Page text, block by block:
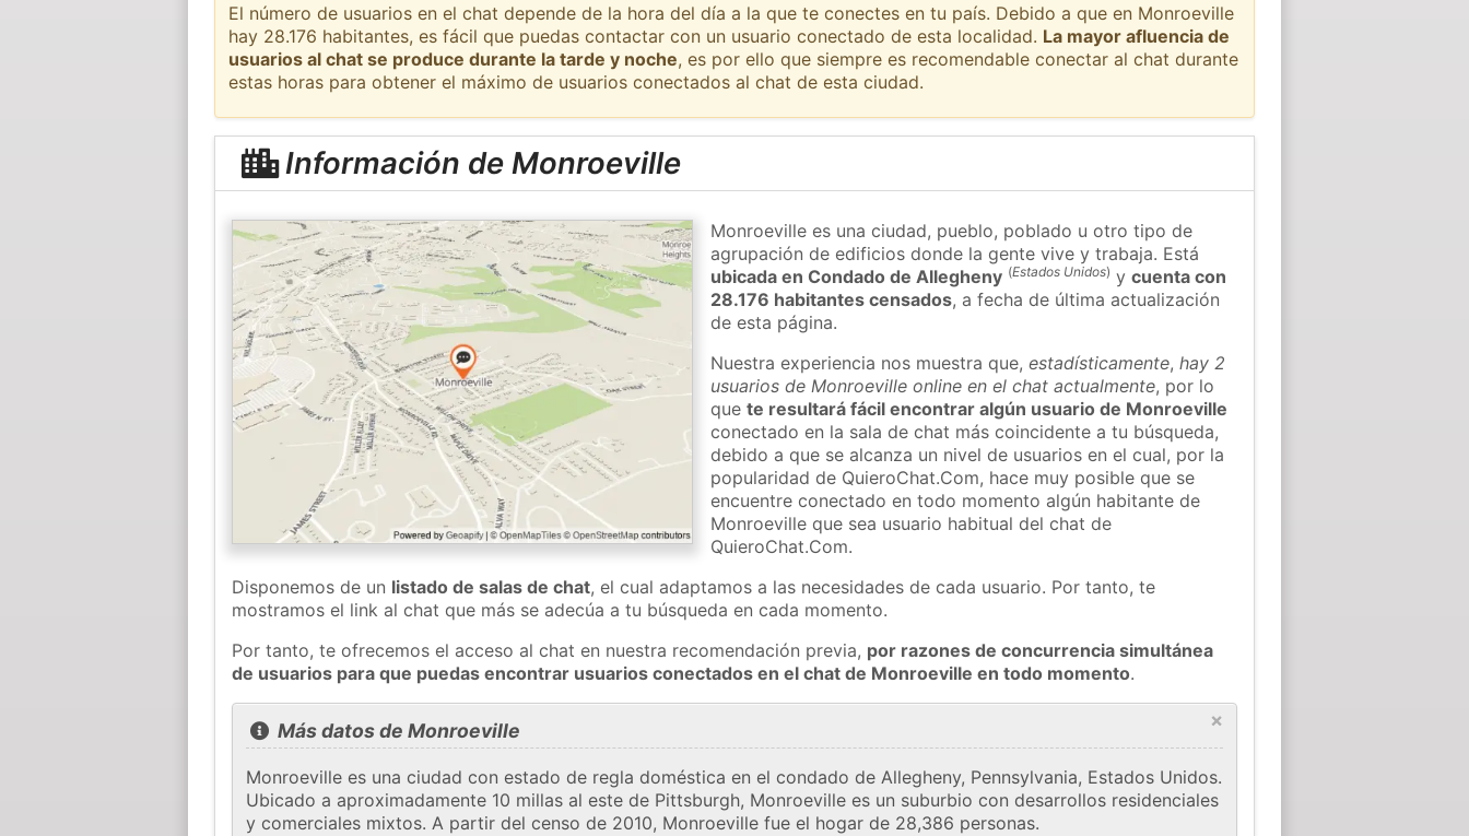
El número de usuarios en el chat depende de la hora del día a la que te conectes en tu país. Debido a que en Monroeville
hay 28.176 habitantes, es fácil que puedas contactar con un usuario conectado de esta localidad. La mayor afluencia de
usuarios al chat se produce durante la tarde y noche, es por ello que siempre es recomendable conectar al chat durante
estas horas para obtener el máximo de usuarios conectados al chat de esta ciudad.
Información de Monroeville
Monroeville es una ciudad, pueblo, poblado u otro tipo de
agrupación de edificios donde la gente vive y trabaja. Está
ubicada en Condado de Allegheny (Estados Unidos) ycuenta con
28.176 habitantes censados, a fecha de última actualización
de esta página.
Nuestra experiencia nos muestra que,estadísticamente,hay 2
usuarios de Monroeville online en el chat actualmente, por lo
quete resultará fácil encontrar algún usuario de Monroeville
conectado en la sala de chat más coincidente a tu búsqueda,
debido a que se alcanza un nivel de usuarios en el cual, por la
popularidad de QuieroChat.Com, hace muy posible que se
encuentre conectado en todo momento algún habitante de
Monroeville que sea usuario habitual del chat de
QuieroChat.Com.
Disponemos de un listado de salas de chat, el cual adaptamos a las necesidades de cada usuario. Por tanto, te
mostramos el link al chat que más se adecúa a tu búsqueda en cada momento.
Por tanto, te ofrecemos el acceso al chat en nuestra recomendación previa, por razones de concurrencia simultánea
de usuarios para que puedas encontrar usuarios conectados en el chat de Monroeville en todo momento.
×
Más datos de Monroeville
Monroeville es una ciudad con estado de regla doméstica en el condado de Allegheny, Pennsylvania, Estados Unidos.
Ubicado a aproximadamente 10 millas al este de Pittsburgh, Monroeville es un suburbio con desarrollos residenciales
y comerciales mixtos. A partir del censo de 2010, Monroeville fue el hogar de 28,386 personas.